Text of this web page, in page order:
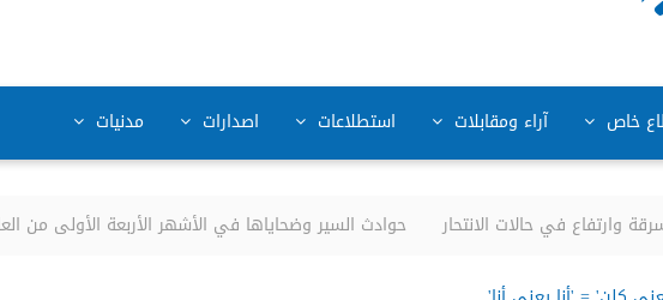
خاص آراء ومقابلات استطلاعات اصدارات مدنيات
حوادث السير وضحاياها في الأشهر الأربعة الأولى من العام 2026 مقارنة مع 2025 وارتفاع في حالات الانتحار